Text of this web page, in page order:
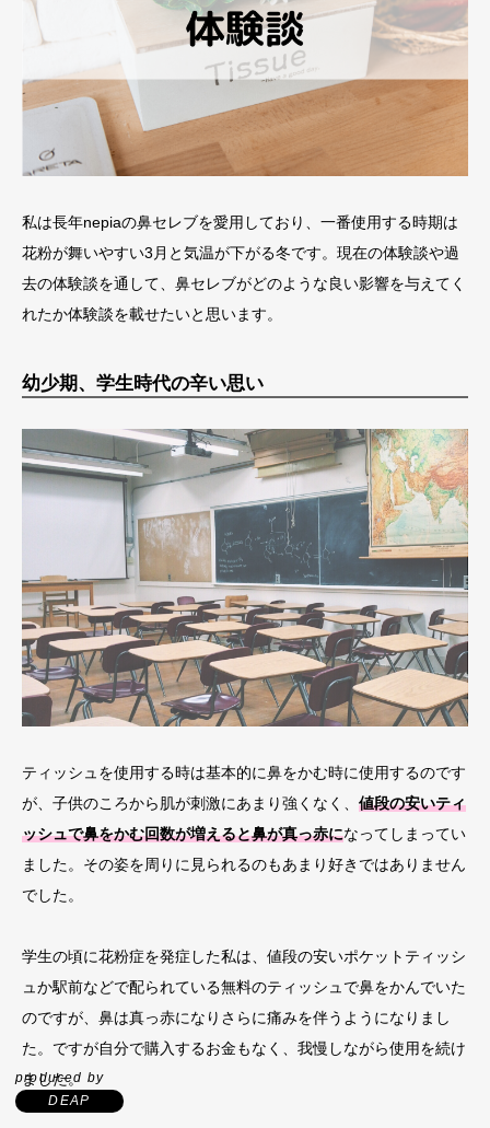
produced by
DEAP
私は長年nepiaの鼻セレブを愛用しており、一番使用する時期は
花粉が舞いやすい3月と気温が下がる冬です。現在の体験談や過
去の体験談を通して、鼻セレブがどのような良い影響を与えてく
れたか体験談を載せたいと思います。
幼少期、学生時代の辛い思い
ティッシュを使用する時は基本的に鼻をかむ時に使用するのです
が、子供のころから肌が刺激にあまり強くなく、 値段の安いティ
ッシュで鼻をかむ回数が増えると鼻が真っ赤になってしまってい
ました。その姿を周りに見られるのもあまり好きではありません
でした。
学生の頃に花粉症を発症した私は、値段の安いポケットティッシ
ュか駅前などで配られている無料のティッシュで鼻をかんでいた
のですが、鼻は真っ赤になりさらに痛みを伴うようになりまし
た。ですが自分で購入するお金もなく、我慢しながら使用を続け
ました。